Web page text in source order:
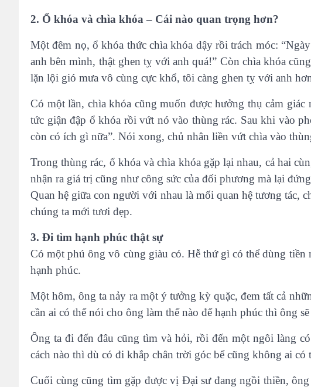
2. Ổ khóa và chìa khóa – Cái nào quan trọng hơn?
Một đêm nọ, ổ khóa thức chìa khóa dậy rồi trách móc:
anh bên mình, thật ghen tỵ với anh quá!” Còn chìa khóa
lặn lội gió mưa vô cùng cực khổ, tôi càng ghen tỵ với anh
Có một lần, chìa khóa cũng muốn được hưởng thụ cảm
tức giận đập ổ khóa rồi vứt nó vào thùng rác. Sau khi vào
còn có ích gì nữa”. Nói xong, chủ nhân liền vứt chìa vào
Trong thùng rác, ổ khóa và chìa khóa gặp lại nhau, cả hai
nhận ra giá trị cũng như công sức của đối phương mà lại
Quan hệ giữa con người với nhau là mối quan hệ tương tác,
chúng ta mới tươi đẹp.
3. Đi tìm hạnh phúc thật sự
Có một phú ông vô cùng giàu có. Hễ thứ gì có thể dùng
hạnh phúc.
Một hôm, ông ta nảy ra một ý tưởng kỳ quặc, đem tất cả
cần ai có thể nói cho ông làm thế nào để hạnh phúc thì ông
Ông ta đi đến đâu cũng tìm và hỏi, rồi đến một ngôi làng
cách nào thì dù có đi khắp chân trời góc bể cũng không ai có
Cuối cùng cũng tìm gặp được vị Đại sư đang ngồi thiền,